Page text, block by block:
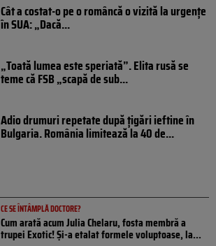
Cât a costat-o pe o româncă o vizită la urgențe
în SUA: „Dacă...
„Toată lumea este speriată”. Elita rusă se
teme că FSB „scapă de sub...
Adio drumuri repetate după țigări ieftine în
Bulgaria. România limitează la 40 de...
CE SE ÎNTÂMPLĂ DOCTORE?
Cum arată acum Julia Chelaru, fosta membră a
trupei Exotic! Și-a etalat formele voluptoase, la...